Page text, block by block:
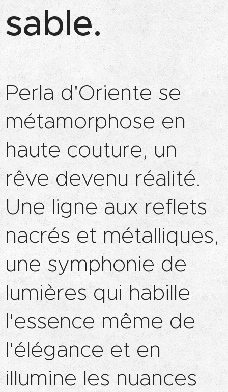
sable.
Perla d'Oriente se
métamorphose en
haute couture, un
rêve devenu réalité.
Une ligne aux reflets
nacrés et métalliques,
une symphonie de
lumières qui habille
l'essence même de
l'élégance et en
illumine les nuances